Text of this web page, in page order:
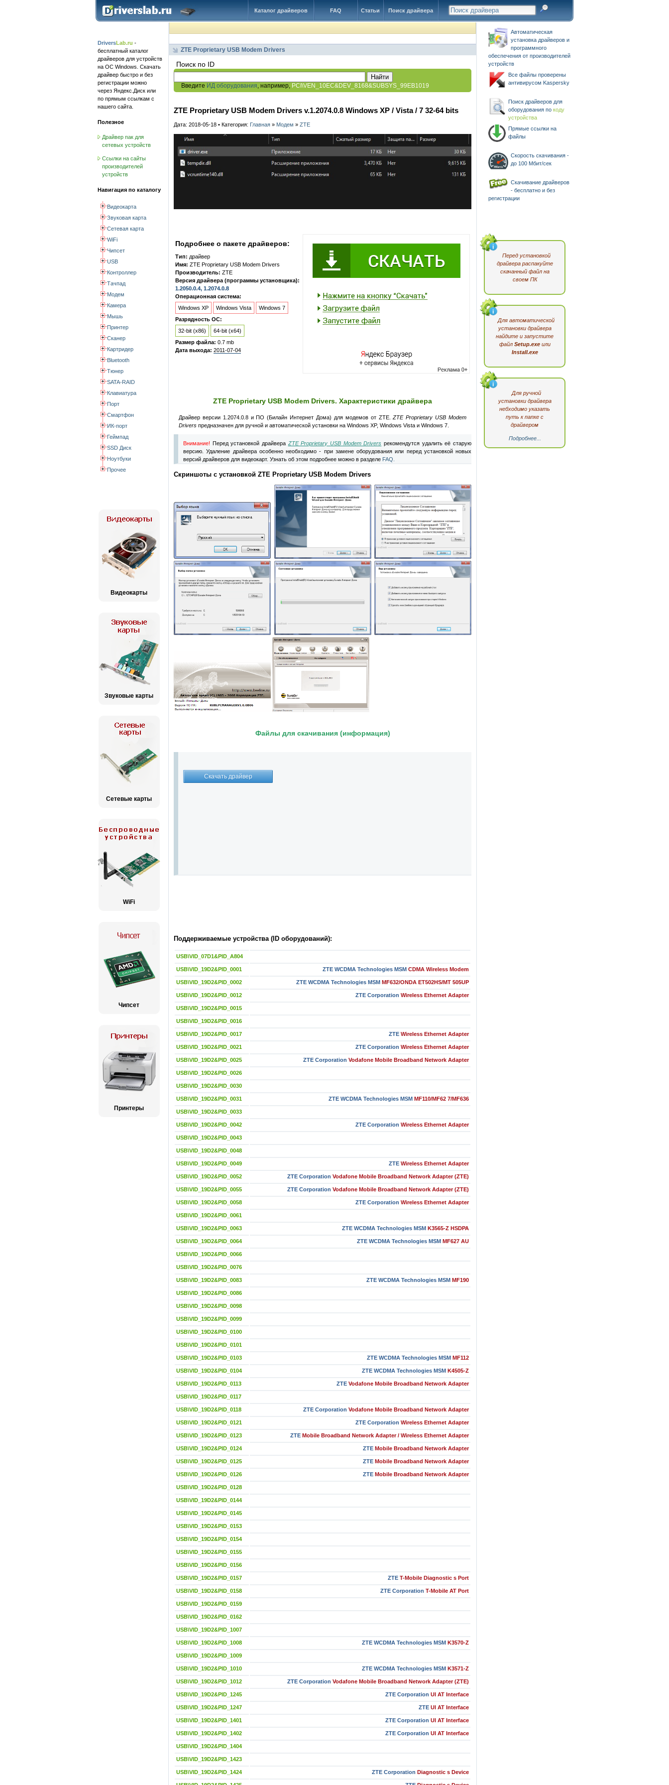
Поиск драйвера
Статьи
FAQ
Каталог драйверов
DriversLab.ru -
бесплатный каталог
драйверов для устройств
на ОС Windows. Скачать
драйвер быстро и без
регистрации можно
через Яндекс.Диск или
по прямым ссылкам с
нашего сайта.
Полезное
Драйвер пак для
сетевых устройств
Ссылки на сайты
производителей
устройств
Навигация по каталогу
Видеокарта
Звуковая карта
Сетевая карта
WiFi
Чипсет
USB
Контроллер
Тачпад
Модем
Камера
Мышь
Принтер
Сканер
Картридер
Bluetooth
Тюнер
SATA-RAID
Клавиатура
Порт
Смартфон
ИК-порт
Геймпад
SSD Диск
Ноутбуки
Прочее
Видеокарты
Звуковые карты
Сетевые карты
WiFi
Чипсет
Принтеры
Автоматическая
установка драйверов и
программного
обеспечения от производителей
устройств
Все файлы проверены
антивирусом Kaspersky
Поиск драйверов для
оборудования по коду
устройства
Прямые ссылки на
файлы
Скорость скачивания -
до 100 Мбит/сек
Скачивание драйверов
- бесплатно и без
регистрации
Перед установкой
драйвера распакуйте
скачанный файл на
своем ПК
Для автоматической
установки драйвера
найдите и запустите
файл Setup.exeили
Install.exe
Для ручной
установки драйвера
небходимо указать
путь к папке с
драйвером
Подробнее...
ZTE Proprietary USB Modem Drivers
Поиск по ID
Введите ИД оборудования, например, PCI\VEN_10EC&DEV_8168&SUBSYS_99EB1019
ZTE Proprietary USB Modem Drivers v.1.2074.0.8 Windows XP / Vista / 7 32-64 bits
Дата: 2018-05-18 • Категория: Главная » Модем » ZTE
Подробнее о пакете драйверов:
Тип: драйвер
Имя: ZTE Proprietary USB Modem Drivers
Производитель: ZTE
Версия драйвера (программы установщика):
1.2050.0.4, 1.2074.0.8
Операционная система:
Windows XP
Windows Vista
Windows 7
Разрядность ОС:
32-bit (x86)
64-bit (x64)
Размер файла: 0.7 mb
Дата выхода: 2011-07-04
ZTE Proprietary USB Modem Drivers. Характеристики драйвера
Драйвер версии 1.2074.0.8 и ПО (Билайн Интернет Дома) для модемов от ZTE.ZTE Proprietary USB Modem
Drivers предназначен для ручной и автоматической установки на Windows XP, Windows Vista и Windows 7.
Внимание! Перед установкой драйвера ZTE Proprietary USB Modem Drivers рекомендутся удалить её старую
версию. Удаление драйвера особенно необходимо - при замене оборудования или перед установкой новых
версий драйверов для видеокарт. Узнать об этом подробнее можно в разделе FAQ.
Скриншоты с установкой ZTE Proprietary USB Modem Drivers
Файлы для скачивания (информация)
Поддерживаемые устройства (ID оборудований):
USB\VID_07D1&PID_A804
USB\VID_19D2&PID_0001 ZTE WCDMA Technologies MSM CDMA Wireless Modem
USB\VID_19D2&PID_0002 ZTE WCDMA Technologies MSM MF632/ONDA ET502HS/MT 505UP
USB\VID_19D2&PID_0012 ZTE Corporation Wireless Ethernet Adapter
USB\VID_19D2&PID_0015
USB\VID_19D2&PID_0016
USB\VID_19D2&PID_0017 ZTE Wireless Ethernet Adapter
USB\VID_19D2&PID_0021 ZTE Corporation Wireless Ethernet Adapter
USB\VID_19D2&PID_0025 ZTE Corporation Vodafone Mobile Broadband Network Adapter
USB\VID_19D2&PID_0026
USB\VID_19D2&PID_0030
USB\VID_19D2&PID_0031 ZTE WCDMA Technologies MSM MF110/MF62 7/MF636
USB\VID_19D2&PID_0033
USB\VID_19D2&PID_0042 ZTE Corporation Wireless Ethernet Adapter
USB\VID_19D2&PID_0043
USB\VID_19D2&PID_0048
USB\VID_19D2&PID_0049 ZTE Wireless Ethernet Adapter
USB\VID_19D2&PID_0052 ZTE Corporation Vodafone Mobile Broadband Network Adapter (ZTE)
USB\VID_19D2&PID_0055 ZTE Corporation Vodafone Mobile Broadband Network Adapter (ZTE)
USB\VID_19D2&PID_0058 ZTE Corporation Wireless Ethernet Adapter
USB\VID_19D2&PID_0061
USB\VID_19D2&PID_0063 ZTE WCDMA Technologies MSM K3565-Z HSDPA
USB\VID_19D2&PID_0064 ZTE WCDMA Technologies MSM MF627 AU
USB\VID_19D2&PID_0066
USB\VID_19D2&PID_0076
USB\VID_19D2&PID_0083 ZTE WCDMA Technologies MSM MF190
USB\VID_19D2&PID_0086
USB\VID_19D2&PID_0098
USB\VID_19D2&PID_0099
USB\VID_19D2&PID_0100
USB\VID_19D2&PID_0101
USB\VID_19D2&PID_0103 ZTE WCDMA Technologies MSM MF112
USB\VID_19D2&PID_0104 ZTE WCDMA Technologies MSM K4505-Z
USB\VID_19D2&PID_0113 ZTE Vodafone Mobile Broadband Network Adapter
USB\VID_19D2&PID_0117
USB\VID_19D2&PID_0118 ZTE Corporation Vodafone Mobile Broadband Network Adapter
USB\VID_19D2&PID_0121 ZTE Corporation Wireless Ethernet Adapter
USB\VID_19D2&PID_0123 ZTE Mobile Broadband Network Adapter / Wireless Ethernet Adapter
USB\VID_19D2&PID_0124 ZTE Mobile Broadband Network Adapter
USB\VID_19D2&PID_0125 ZTE Mobile Broadband Network Adapter
USB\VID_19D2&PID_0126 ZTE Mobile Broadband Network Adapter
USB\VID_19D2&PID_0128
USB\VID_19D2&PID_0144
USB\VID_19D2&PID_0145
USB\VID_19D2&PID_0153
USB\VID_19D2&PID_0154
USB\VID_19D2&PID_0155
USB\VID_19D2&PID_0156
USB\VID_19D2&PID_0157 ZTE T-Mobile Diagnostic s Port
USB\VID_19D2&PID_0158 ZTE Corporation T-Mobile AT Port
USB\VID_19D2&PID_0159
USB\VID_19D2&PID_0162
USB\VID_19D2&PID_1007
USB\VID_19D2&PID_1008 ZTE WCDMA Technologies MSM K3570-Z
USB\VID_19D2&PID_1009
USB\VID_19D2&PID_1010 ZTE WCDMA Technologies MSM K3571-Z
USB\VID_19D2&PID_1012 ZTE Corporation Vodafone Mobile Broadband Network Adapter (ZTE)
USB\VID_19D2&PID_1245 ZTE Corporation UI AT Interface
USB\VID_19D2&PID_1247 ZTE UI AT Interface
USB\VID_19D2&PID_1401 ZTE Corporation UI AT Interface
USB\VID_19D2&PID_1402 ZTE Corporation UI AT Interface
USB\VID_19D2&PID_1404
USB\VID_19D2&PID_1423
USB\VID_19D2&PID_1424 ZTE Corporation Diagnostic s Device